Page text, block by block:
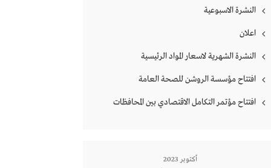
النشرة الاسبوعية
اعلان
النشرة الشهرية لاسعار المواد الرئيسية
افتتاح مؤسسة الروشن للصحة العامة
افتتاح مؤتمر التكامل الاقتصادي بين المحافظات
أكتوبر 2023